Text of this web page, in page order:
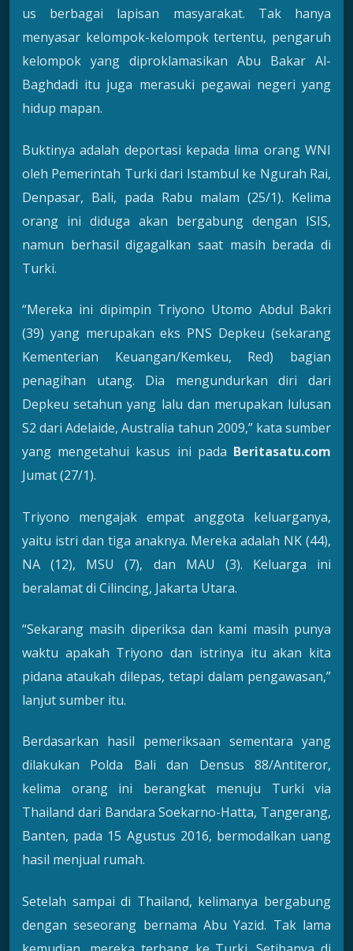
us berbagai lapisan masyarakat. Tak hanya
menyasar kelompok-kelompok tertentu, pengaruh
kelompok yang diproklamasikan Abu Bakar Al-
Baghdadi itu juga merasuki pegawai negeri yang
hidup mapan.
Buktinya adalah deportasi kepada lima orang WNI
oleh Pemerintah Turki dari Istambul ke Ngurah Rai,
Denpasar, Bali, pada Rabu malam (25/1). Kelima
orang ini diduga akan bergabung dengan ISIS,
namun berhasil digagalkan saat masih berada di
Turki.
“Mereka ini dipimpin Triyono Utomo Abdul Bakri
(39) yang merupakan eks PNS Depkeu (sekarang
Kementerian Keuangan/Kemkeu, Red) bagian
penagihan utang. Dia mengundurkan diri dari
Depkeu setahun yang lalu dan merupakan lulusan
S2 dari Adelaide, Australia tahun 2009,” kata sumber
yang mengetahui kasus ini pada Beritasatu.com
Jumat (27/1).
Triyono mengajak empat anggota keluarganya,
yaitu istri dan tiga anaknya. Mereka adalah NK (44),
NA (12), MSU (7), dan MAU (3). Keluarga ini
beralamat di Cilincing, Jakarta Utara.
“Sekarang masih diperiksa dan kami masih punya
waktu apakah Triyono dan istrinya itu akan kita
pidana ataukah dilepas, tetapi dalam pengawasan,”
lanjut sumber itu.
Berdasarkan hasil pemeriksaan sementara yang
dilakukan Polda Bali dan Densus 88/Antiteror,
kelima orang ini berangkat menuju Turki via
Thailand dari Bandara Soekarno-Hatta, Tangerang,
Banten, pada 15 Agustus 2016, bermodalkan uang
hasil menjual rumah.
Setelah sampai di Thailand, kelimanya bergabung
dengan seseorang bernama Abu Yazid. Tak lama